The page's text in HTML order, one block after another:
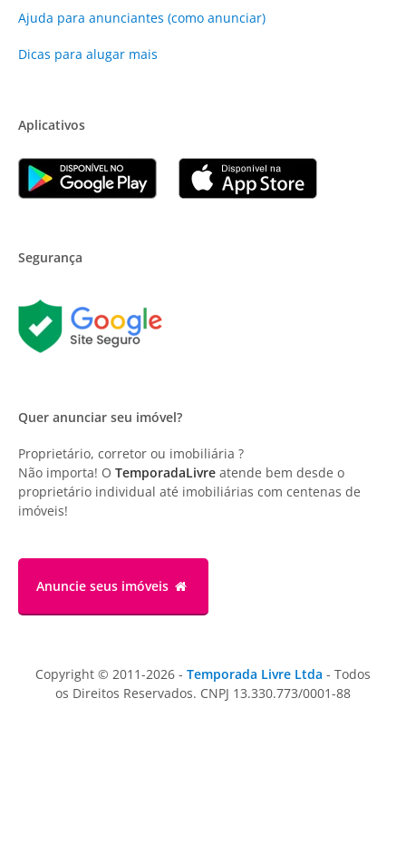
Ajuda para anunciantes (como anunciar)
Dicas para alugar mais
Aplicativos
Segurança
Quer anunciar seu imóvel?
Proprietário, corretor ou imobiliária ?
Não importa! O TemporadaLivre atende bem desde o
proprietário individual até imobiliárias com centenas de
imóveis!
Anuncie seus imóveis
Copyright © 2011-2026 - Temporada Livre Ltda - Todos
os Direitos Reservados. CNPJ 13.330.773/0001-88